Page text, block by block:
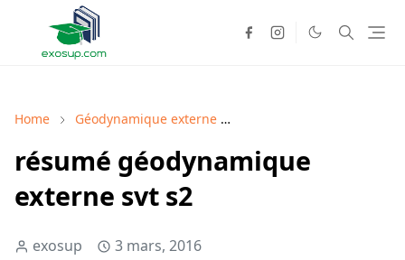
Home Géodynamique externe
résumé géodynamique
externe svt s2
exosup 3 mars, 2016